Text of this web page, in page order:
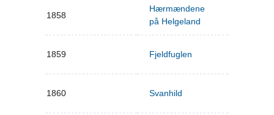
1858
Hærmændene
på Helgeland
1859 Fjeldfuglen
1860 Svanhild